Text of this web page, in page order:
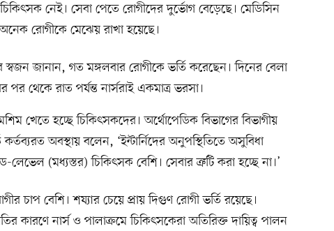
নেই। সেবা পেতে রোগীদের দুর্ভোগ বেড়েছে। মেডিসিন
অনেক রোগীকে মেঝেয় রাখা হয়েছে।
স্বজন জানান, গত মঙ্গলবার রোগীকে ভর্তি করেছেন। দিনের বেলা
থেকে রাত পর্যন্ত নার্সরাই একমাত্র ভরসা।
খেতে হচ্ছে চিকিৎসকদের। অর্থোপেডিক বিভাগের বিভাগীয়
অবস্থায় বলেন, ‘ইন্টার্নিদের অনুপস্থিতিতে অসুবিধা
লেভেল (মধ্যস্তর) চিকিৎসক বেশি। সেবার ত্রুটি করা হচ্ছে না।’
চাপ বেশি। শয্যার চেয়ে প্রায় দিগুণ রোগী ভর্তি রয়েছে।
কারণে নার্স ও পালাক্রমে চিকিৎসকেরা অতিরিক্ত দায়িত্ব পালন